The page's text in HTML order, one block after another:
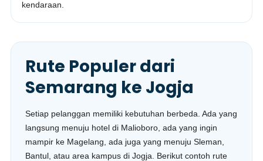
kendaraan.
Rute Populer dari
Semarang ke Jogja
Setiap pelanggan memiliki kebutuhan berbeda. Ada yang
langsung menuju hotel di Malioboro, ada yang ingin
mampir ke Magelang, ada juga yang menuju Sleman,
Bantul, atau area kampus di Jogja. Berikut contoh rute